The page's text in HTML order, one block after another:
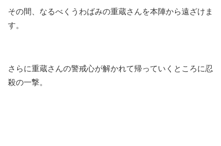
その間、なるべくうわばみの重蔵さんを本陣から遠ざけま
す。
さらに重蔵さんの警戒心が解かれて帰っていくところに忍
殺の一撃。